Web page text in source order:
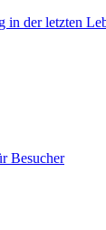
in der letzten
Besucher